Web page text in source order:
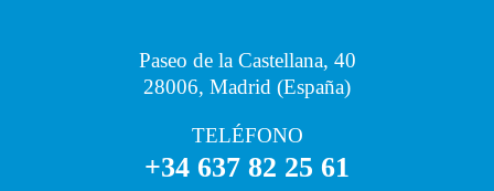
Paseo de la Castellana, 40
28006, Madrid (España)
TELÉFONO
+34 637 82 25 61